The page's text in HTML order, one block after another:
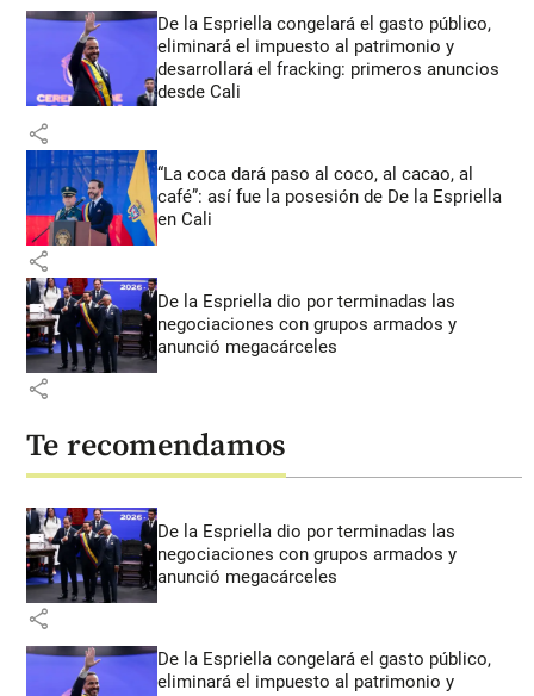
De la Espriella congelará el gasto público,
eliminará el impuesto al patrimonio y
desarrollará el fracking: primeros anuncios
desde Cali
share
“La coca dará paso al coco, al cacao, al
café”: así fue la posesión de De la Espriella
en Cali
share
De la Espriella dio por terminadas las
negociaciones con grupos armados y
anunció megacárceles
share
Te recomendamos
De la Espriella dio por terminadas las
negociaciones con grupos armados y
anunció megacárceles
share
De la Espriella congelará el gasto público,
eliminará el impuesto al patrimonio y